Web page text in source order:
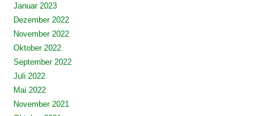
Januar 2023
Dezember 2022
November 2022
Oktober 2022
September 2022
Juli 2022
Mai 2022
November 2021